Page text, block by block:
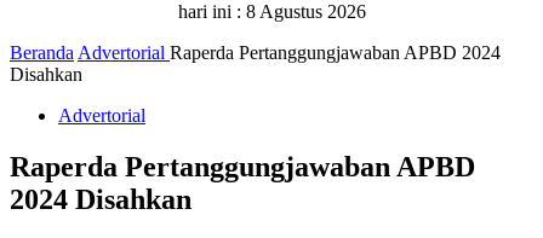
hari ini : 8 Agustus 2026
Beranda Advertorial Raperda Pertanggungjawaban APBD 2024
Disahkan
Advertorial
Raperda Pertanggungjawaban APBD
2024 Disahkan